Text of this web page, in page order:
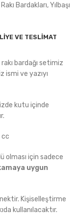
Rakı Bardakları,Yılbaşı
VE TESLIMAT
bardağı setimiz
ismi ve yazıyı
kutu içinde
cc
olması için sadece
uygun
Kişiselleştirme
kullanılacaktır.